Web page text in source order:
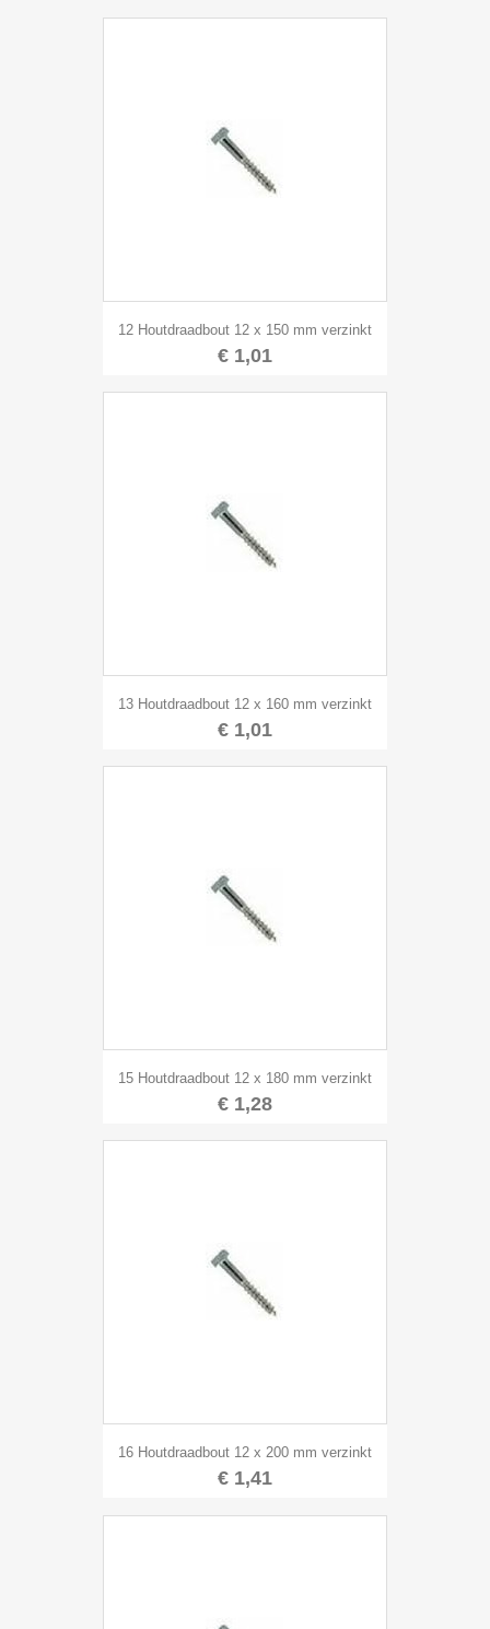
12 Houtdraadbout 12 x 150 mm verzinkt
€ 1,01
13 Houtdraadbout 12 x 160 mm verzinkt
€ 1,01
15 Houtdraadbout 12 x 180 mm verzinkt
€ 1,28
16 Houtdraadbout 12 x 200 mm verzinkt
€ 1,41